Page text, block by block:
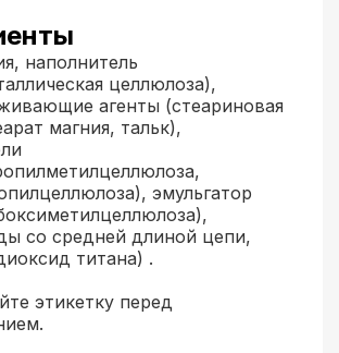
наполнитель
целлюлоза),
агенты (стеариновая
магния, тальк),
эмульгатор
со средней длиной цепи,
титана) .
этикетку перед